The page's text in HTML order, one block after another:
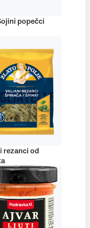
popečci
rezanci od